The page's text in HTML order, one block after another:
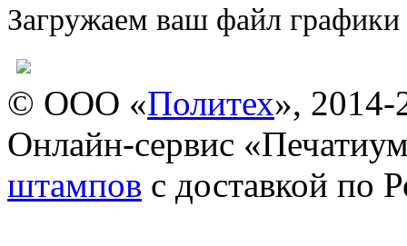
Загружаем ваш файл графики
© ООО «Политех», 2014-
Онлайн-сервис
штампов с доставкой по